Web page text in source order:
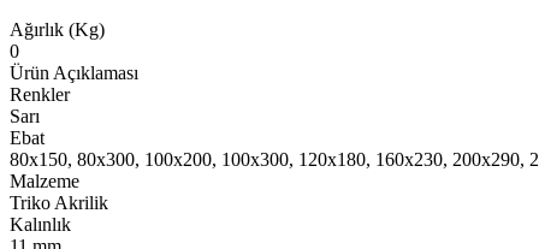
Ağırlık (Kg)
0
Ürün Açıklaması
Renkler
Sarı
Ebat
80x150, 80x300, 100x200, 100x300, 120x180, 160x230, 200x290,
Malzeme
Triko Akrilik
Kalınlık